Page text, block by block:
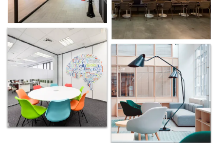
La rehabilitación de viviendas de más de 50
años puede aumentar su valor hasta un 45%,
convirtiéndose en una inversión estratégica
para futuras ventas. Así como transformar
inmuebles obsoletos para reintegrarlos al
mercado, especialmente enalquileres de
media y larga estancia
.
Obra Residencial Barrio Salamanca